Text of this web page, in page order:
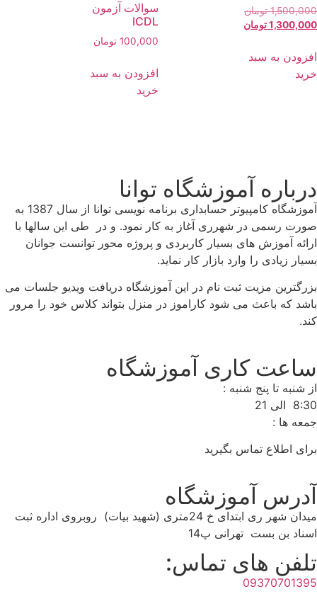
1,500,000 تومان
1,300,000تومان
افزودن به سبد
خرید
سوالات آزمون
ICDL
100,000 تومان
افزودن به سبد
خرید
درباره آموزشگاه توانا
آموزشگاه کامپیوتر حسابداری برنامه نویسی توانا از سال 1387 به
صورت رسمی در شهرری آغاز به کار نمود. و در طی این سالها با
ارائه آموزش های بسیار کاربردی و پروژه محور توانست جوانان
بسیار زیادی را وارد بازار کار نماید.
بزرگترین مزیت ثبت نام در این آموزشگاه دریافت ویدیو جلسات می
باشد که باعث می شود کاراموز در منزل بتواند کلاس خود را مرور
کند.
ساعت کاری آموزشگاه
از شنبه تا پنج شنبه :
8:30 الی 21
جمعه ها :
برای اطلاع تماس بگیرید
آدرس آموزشگاه
میدان شهر ری ابتدای خ 24متری (شهید بیات) روبروی اداره ثبت
اسناد بن بست تهرانی پ14
تلفن های تماس:
09370701395